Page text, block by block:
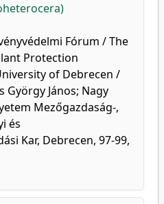
Fórum / The
Protection
of Debrecen /
György János; Nagy
Mezőgazdaság-,
és
Kar, Debrecen, 97-99,